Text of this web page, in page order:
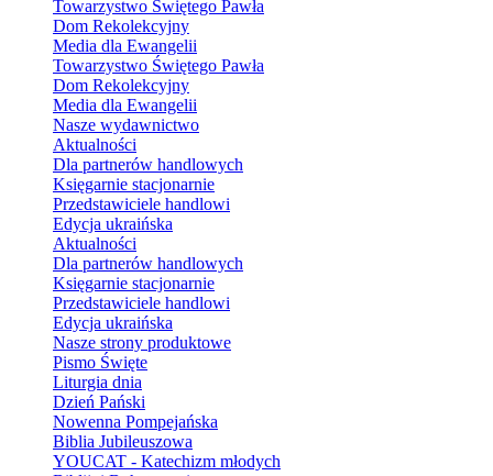
Towarzystwo Świętego Pawła
Dom Rekolekcyjny
Media dla Ewangelii
Towarzystwo Świętego Pawła
Dom Rekolekcyjny
Media dla Ewangelii
Nasze wydawnictwo
Aktualności
Dla partnerów handlowych
Księgarnie stacjonarnie
Przedstawiciele handlowi
Edycja ukraińska
Aktualności
Dla partnerów handlowych
Księgarnie stacjonarnie
Przedstawiciele handlowi
Edycja ukraińska
Nasze strony produktowe
Pismo Święte
Liturgia dnia
Dzień Pański
Nowenna Pompejańska
Biblia Jubileuszowa
YOUCAT - Katechizm młodych